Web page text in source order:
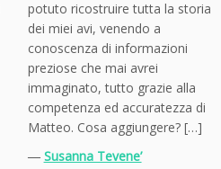
potuto ricostruire tutta la storia
dei miei avi, venendo a
conoscenza di informazioni
preziose che mai avrei
immaginato, tutto grazie alla
competenza ed accuratezza di
Matteo. Cosa aggiungere? […]
― Susanna Tevene’